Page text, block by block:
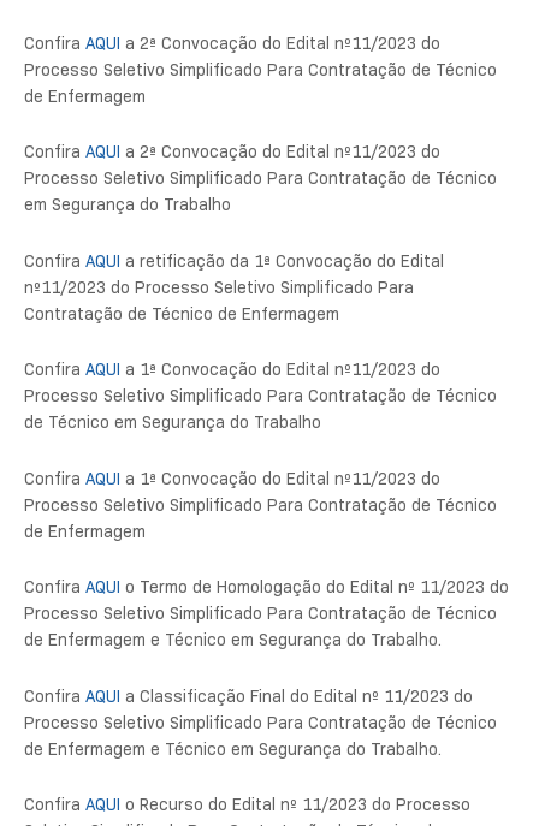
Confira AQUI a 2ª Convocação do Edital nº11/2023 do
Processo Seletivo Simplificado Para Contratação de Técnico
de Enfermagem
Confira AQUI a 2ª Convocação do Edital nº11/2023 do
Processo Seletivo Simplificado Para Contratação de Técnico
em Segurança do Trabalho
Confira AQUI a retificação da 1ª Convocação do Edital
nº11/2023 do Processo Seletivo Simplificado Para
Contratação de Técnico de Enfermagem
Confira AQUI a 1ª Convocação do Edital nº11/2023 do
Processo Seletivo Simplificado Para Contratação de Técnico
de Técnico em Segurança do Trabalho
Confira AQUI a 1ª Convocação do Edital nº11/2023 do
Processo Seletivo Simplificado Para Contratação de Técnico
de Enfermagem
Confira AQUI o Termo de Homologação do Edital nº 11/2023 do
Processo Seletivo Simplificado Para Contratação de Técnico
de Enfermagem e Técnico em Segurança do Trabalho.
Confira AQUI a Classificação Final do Edital nº 11/2023 do
Processo Seletivo Simplificado Para Contratação de Técnico
de Enfermagem e Técnico em Segurança do Trabalho.
Confira AQUI o Recurso do Edital nº 11/2023 do Processo